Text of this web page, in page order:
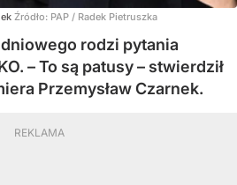
Źródło: PAP / Radek Pietruszka
rodzi pytania
– To są patusy – stwierdził
Przemysław Czarnek.